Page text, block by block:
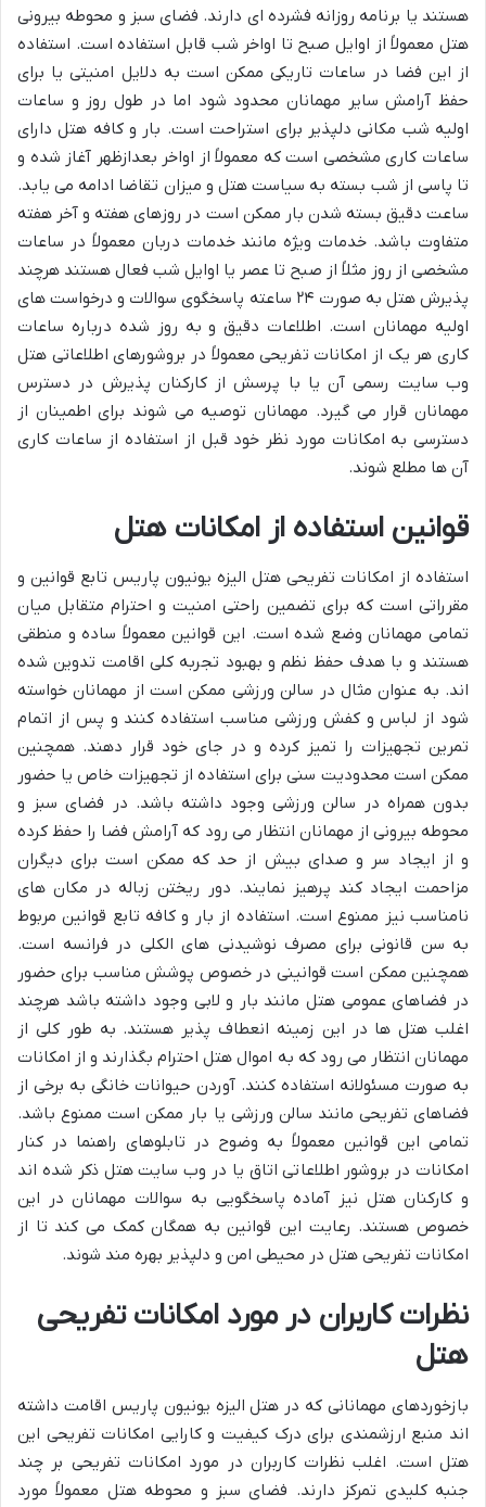
هستند یا برنامه روزانه فشرده ای دارند. فضای سبز و محوطه بیرونی
هتل معمولاً از اوایل صبح تا اواخر شب قابل استفاده است. استفاده
از این فضا در ساعات تاریکی ممکن است به دلایل امنیتی یا برای
حفظ آرامش سایر مهمانان محدود شود اما در طول روز و ساعات
اولیه شب مکانی دلپذیر برای استراحت است. بار و کافه هتل دارای
ساعات کاری مشخصی است که معمولاً از اواخر بعدازظهر آغاز شده و
تا پاسی از شب بسته به سیاست هتل و میزان تقاضا ادامه می یابد.
ساعت دقیق بسته شدن بار ممکن است در روزهای هفته و آخر هفته
متفاوت باشد. خدمات ویژه مانند خدمات دربان معمولاً در ساعات
مشخصی از روز مثلاً از صبح تا عصر یا اوایل شب فعال هستند هرچند
پذیرش هتل به صورت ۲۴ ساعته پاسخگوی سوالات و درخواست های
اولیه مهمانان است. اطلاعات دقیق و به روز شده درباره ساعات
کاری هر یک از امکانات تفریحی معمولاً در بروشورهای اطلاعاتی هتل
وب سایت رسمی آن یا با پرسش از کارکنان پذیرش در دسترس
مهمانان قرار می گیرد. مهمانان توصیه می شوند برای اطمینان از
دسترسی به امکانات مورد نظر خود قبل از استفاده از ساعات کاری
آن ها مطلع شوند.
قوانین استفاده از امکانات هتل
استفاده از امکانات تفریحی هتل الیزه یونیون پاریس تابع قوانین و
مقرراتی است که برای تضمین راحتی امنیت و احترام متقابل میان
تمامی مهمانان وضع شده است. این قوانین معمولاً ساده و منطقی
هستند و با هدف حفظ نظم و بهبود تجربه کلی اقامت تدوین شده
اند. به عنوان مثال در سالن ورزشی ممکن است از مهمانان خواسته
شود از لباس و کفش ورزشی مناسب استفاده کنند و پس از اتمام
تمرین تجهیزات را تمیز کرده و در جای خود قرار دهند. همچنین
ممکن است محدودیت سنی برای استفاده از تجهیزات خاص یا حضور
بدون همراه در سالن ورزشی وجود داشته باشد. در فضای سبز و
محوطه بیرونی از مهمانان انتظار می رود که آرامش فضا را حفظ کرده
و از ایجاد سر و صدای بیش از حد که ممکن است برای دیگران
مزاحمت ایجاد کند پرهیز نمایند. دور ریختن زباله در مکان های
نامناسب نیز ممنوع است. استفاده از بار و کافه تابع قوانین مربوط
به سن قانونی برای مصرف نوشیدنی های الکلی در فرانسه است.
همچنین ممکن است قوانینی در خصوص پوشش مناسب برای حضور
در فضاهای عمومی هتل مانند بار و لابی وجود داشته باشد هرچند
اغلب هتل ها در این زمینه انعطاف پذیر هستند. به طور کلی از
مهمانان انتظار می رود که به اموال هتل احترام بگذارند و از امکانات
به صورت مسئولانه استفاده کنند. آوردن حیوانات خانگی به برخی از
فضاهای تفریحی مانند سالن ورزشی یا بار ممکن است ممنوع باشد.
تمامی این قوانین معمولاً به وضوح در تابلوهای راهنما در کنار
امکانات در بروشور اطلاعاتی اتاق یا در وب سایت هتل ذکر شده اند
و کارکنان هتل نیز آماده پاسخگویی به سوالات مهمانان در این
خصوص هستند. رعایت این قوانین به همگان کمک می کند تا از
امکانات تفریحی هتل در محیطی امن و دلپذیر بهره مند شوند.
نظرات کاربران در مورد امکانات تفریحی
هتل
بازخوردهای مهمانانی که در هتل الیزه یونیون پاریس اقامت داشته
اند منبع ارزشمندی برای درک کیفیت و کارایی امکانات تفریحی این
هتل است. اغلب نظرات کاربران در مورد امکانات تفریحی بر چند
جنبه کلیدی تمرکز دارند. فضای سبز و محوطه هتل معمولاً مورد